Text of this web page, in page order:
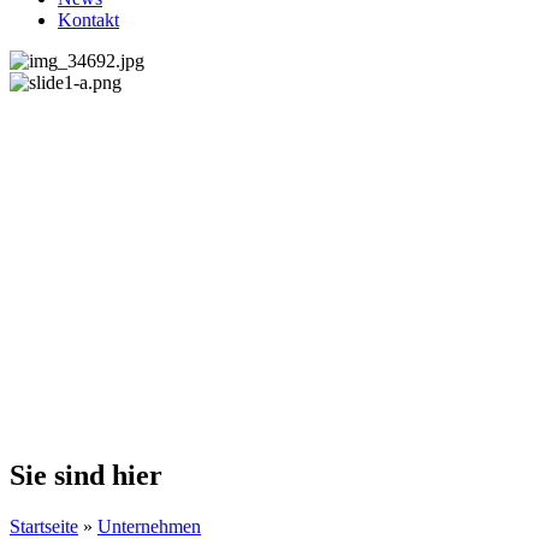
Kontakt
Sie sind hier
Startseite » Unternehmen